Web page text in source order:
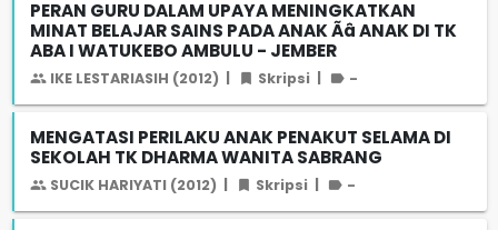
PERAN GURU DALAM UPAYA MENINGKATKAN
MINAT BELAJAR SAINS PADA ANAK Ãâ ANAK DI TK
ABA I WATUKEBO AMBULU - JEMBER
IKE LESTARIASIH (2012) | Skripsi | -
MENGATASI PERILAKU ANAK PENAKUT SELAMA DI
SEKOLAH TK DHARMA WANITA SABRANG
SUCIK HARIYATI (2012) | Skripsi | -